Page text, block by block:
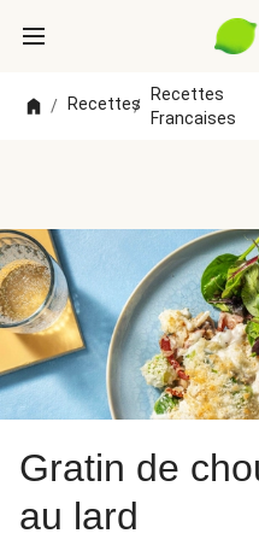
/ Recettes
/
Recettes
Francaises
Gratin de
au lard